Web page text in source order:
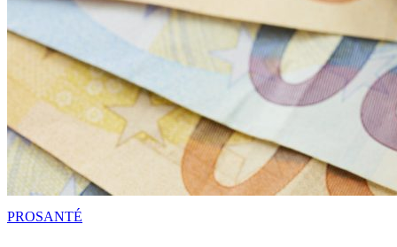
PROSANTÉ